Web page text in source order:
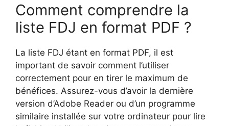
Comment comprendre la
liste FDJ en format PDF ?
La liste FDJ étant en format PDF, il est
important de savoir comment l’utiliser
correctement pour en tirer le maximum de
bénéfices. Assurez-vous d’avoir la dernière
version d’Adobe Reader ou d’un programme
similaire installée sur votre ordinateur pour lire